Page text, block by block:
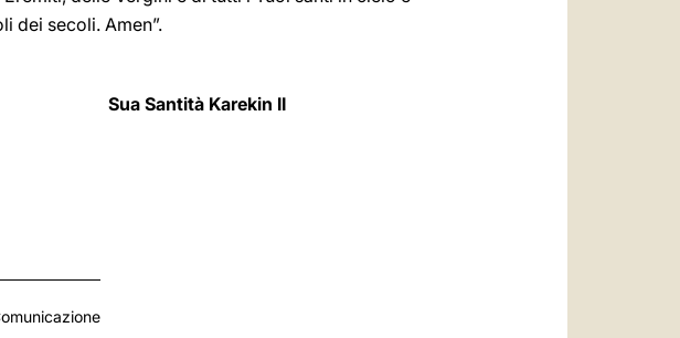
dei secoli. Amen”.
Sua Santità Karekin II